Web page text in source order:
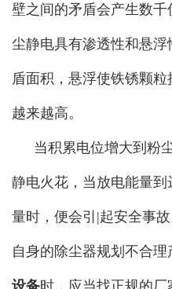
壁之间的矛盾会产生数
尘静电具有渗透性和悬
盾面积，悬浮使铁锈颗
越来越高。
当积累电位增大到粉
静电火花，当放电能量
量时，便会引|起安全事
自身的除尘器规划不合